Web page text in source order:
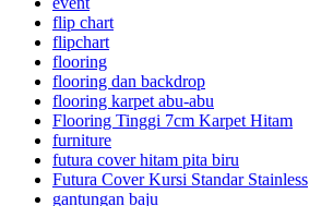
flip chart
flipchart
flooring
flooring dan backdrop
flooring karpet abu-abu
Flooring Tinggi 7cm Karpet Hitam
furniture
futura cover hitam pita biru
Futura Cover Kursi Standar Stainless
gantungan baju